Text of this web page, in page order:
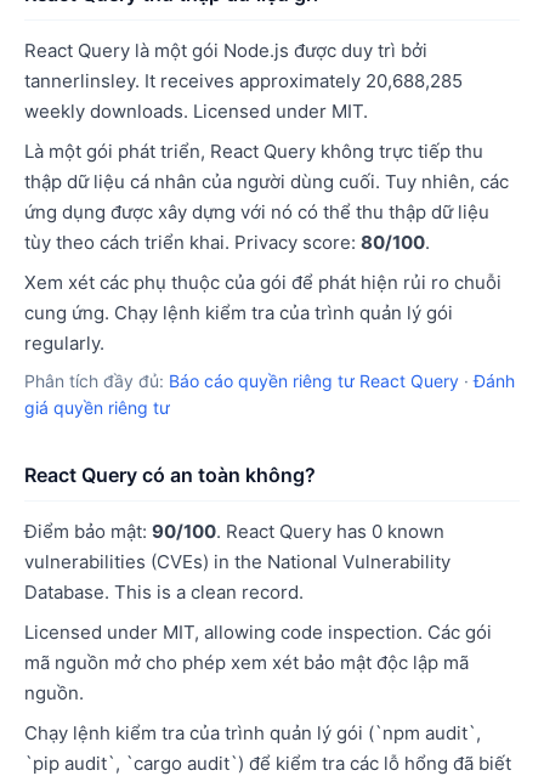
React Query là một gói Node.js được duy trì bởi
tannerlinsley. It receives approximately 20,688,285
weekly downloads. Licensed under MIT.
Là một gói phát triển, React Query không trực tiếp thu
thập dữ liệu cá nhân của người dùng cuối. Tuy nhiên, các
ứng dụng được xây dựng với nó có thể thu thập dữ liệu
tùy theo cách triển khai. Privacy score: 80/100.
Xem xét các phụ thuộc của gói để phát hiện rủi ro chuỗi
cung ứng. Chạy lệnh kiểm tra của trình quản lý gói
regularly.
Phân tích đầy đủ: Báo cáo quyền riêng tư React Query ·Đánh
giá quyền riêng tư
React Query có an toàn không?
Điểm bảo mật: 90/100. React Query has 0 known
vulnerabilities (CVEs) in the National Vulnerability
Database. This is a clean record.
Licensed under MIT, allowing code inspection. Các gói
mã nguồn mở cho phép xem xét bảo mật độc lập mã
nguồn.
Chạy lệnh kiểm tra của trình quản lý gói (`npm audit`,
`pip audit`, `cargo audit`) để kiểm tra các lỗ hổng đã biết